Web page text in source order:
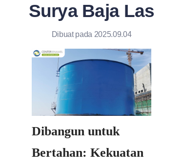
Surya Baja Las
Dibuat pada 2025.09.04
Dibangun untuk
Bertahan: Kekuatan
Kontak